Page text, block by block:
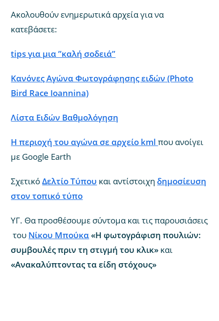
Ακολουθούν ενημερωτικά αρχεία για να
κατεβάσετε:
tips για μια ”καλή σοδειά”
Κανόνες Αγώνα Φωτογράφησης ειδών (Photo
Bird Race Ioannina)
Λίστα Ειδών Βαθμολόγηση
Η περιοχή του αγώνα σε αρχείο kmlπου ανοίγει
με Google Earth
ΣχετικόΔελτίο Τύπου και αντίστοιχηδημοσίευση
στον τοπικό τύπο
ΥΓ. Θα προσθέσουμε σύντομα και τις παρουσιάσεις
του Νίκου Μπούκα«Η φωτογράφιση πουλιών:
συμβουλές πριν τη στιγμή του κλικ» και
«Ανακαλύπτοντας τα είδη στόχους»